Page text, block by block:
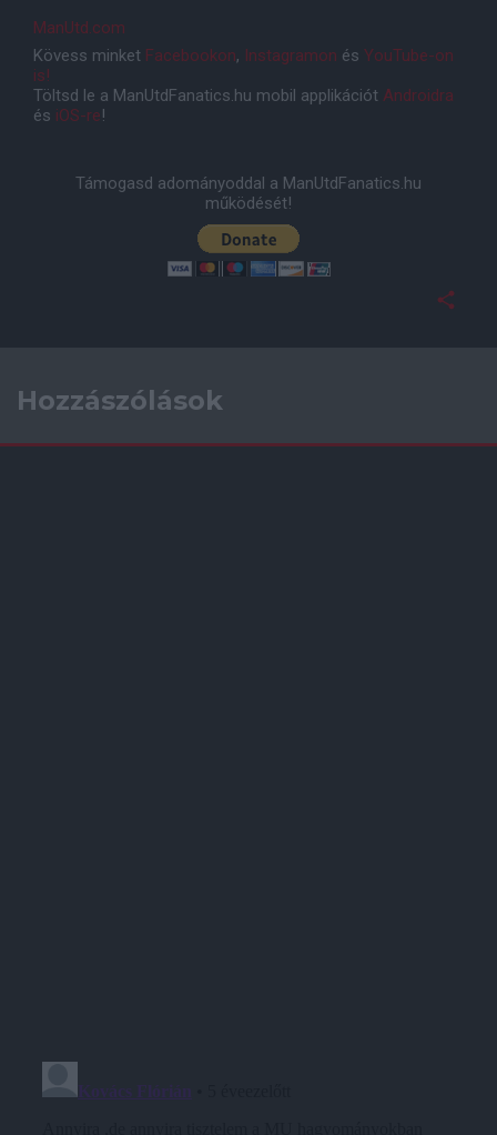
ManUtd.com
Kövess minket Facebookon, Instagramon és YouTube-on
is!
Töltsd le a ManUtdFanatics.hu mobil applikációt Androidra
és iOS-re!
Támogasd adományoddal a ManUtdFanatics.hu
működését!
Hozzászólások